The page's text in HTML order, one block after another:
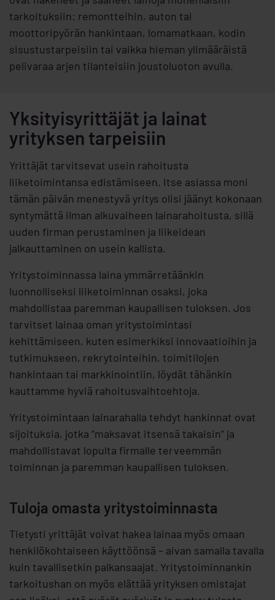
tarkoituksiin: remontteihin, auton tai
moottoripyörän hankintaan, lomamatkaan, kodin
sisustustarpeisiin tai vaikka hieman ylimääräistä
pelivaraa arjen tilanteisiin joustoluoton avulla.
Yksityisyrittäjät ja lainat
yrityksen tarpeisiin
Yrittäjät tarvitsevat usein rahoitusta
liiketoimintansa edistämiseen. Itse asiassa moni
tämän päivän menestyvä yritys olisi jäänyt kokonaan
syntymättä ilman alkuvaiheen lainarahoitusta, sillä
uuden firman perustaminen ja liikeidean
jalkauttaminen on usein kallista.
Yritystoiminnassa laina ymmärretäänkin
luonnolliseksi liiketoiminnan osaksi, joka
mahdollistaa paremman kaupallisen tuloksen. Jos
tarvitset lainaa oman yritystoimintasi
kehittämiseen, kuten esimerkiksi innovaatioihin ja
tutkimukseen, rekrytointeihin, toimitilojen
hankintaan tai markkinointiin, löydät tähänkin
kauttamme hyviä rahoitusvaihtoehtoja.
Yritystoimintaan lainarahalla tehdyt hankinnat ovat
sijoituksia, jotka ”maksavat itsensä takaisin” ja
mahdollistavat lopulta firmalle terveemmän
toiminnan ja paremman kaupallisen tuloksen.
Tuloja omasta yritystoiminnasta
Tietysti yrittäjät voivat hakea lainaa myös omaan
henkilökohtaiseen käyttöönsä – aivan samalla tavalla
kuin tavallisetkin palkansaajat. Yritystoiminnankin
tarkoitushan on myös elättää yrityksen omistajat